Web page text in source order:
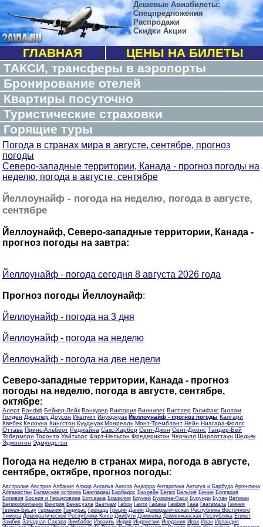
Дешевые Авиабилеты:
Спецпредложения
Распродажи
Скидки Акции
ГЛАВНАЯ
ЦЕНЫ НА БИЛЕТЫ
ТАКСИ, трансферы в аэропорты
Бронирование отелей
Квартиры посуточно
Туристические страховки
Горящие туры
Погода в странах мира в августе, сентябре, прогноз
погоды
Северо-западные территории, Канада - прогноз погоды на
неделю, погода в августе, сентябре
Йеллоунайф - погода на неделю, погода в августе,
сентябре
Йеллоунайф, Северо-западные территории, Канада -
прогноз погоды на завтра:
Йеллоунайф - погода сегодня 8 августа 2026 года
Прогноз погоды Йеллоунайф:
Йеллоунайф - погода на 3 дня
Йеллоунайф - погода на неделю
Йеллоунайф - погода на две недели
Северо-западные территории, Канада - прогноз
погоды на неделю, погода в августе, сентябре,
октябре:
Алерт Банфф Бейкер-Лейк Ванкувер Виктория Виннипег Вистлер Галифакс Гиллам
Голден Джаспер Доусон Икалуит Инукджуак Йеллоунайф - прогноз погоды Калгари
Квебек Келоуна Кингстон Кууджуак Монреаль Монт-Тремблант Нейн Ниагара-Фоллс
Оттава Принс-Альберт Реджайна Сакс-Харбор Сент-Джон Сент-Джонс Тандер-Бей
Тобермори Торонто Уайтхорс Форт-Нельсон Фредериктон Черчилл Шарлоттаун Шедьяк
Эдмонтон Эдмундстон
Погода на неделю в странах мира, погода в августе,
сентябре, октябре, прогноз погоды:
Австралия Австрия Албания Алжир Ангилья Ангола Андорра Антарктика Антигуа и Барбуда Аргентина
Афганистан Багамские острова Бангладеш Барбадос Бахрейн Белиз Бельгия Бенин Болгария
Боливия Босния и Герцеговина Ботсвана Бразилия Бруней Буркина-Фасо Бурунди Бутан Ватикан
Великобритания Венгрия Венесуэла Вьетнам Габон Гаити Гайана Гамбия Гана Гватемала Гвинея
Гвинея-Бисау Германия Гондурас Гренада Греция Дания Демократическая Республика Восточного
Тимора Демократической Республики Конго Джибути Доминика Доминиканская Республика Египет
Замбия Западная Сахара Зимбабве Израиль Индия Индонезия Иордания Ирак Иран Ирландия